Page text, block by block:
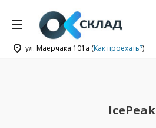
ул. Маерчака 101а (Как проехать?)
IcePeak